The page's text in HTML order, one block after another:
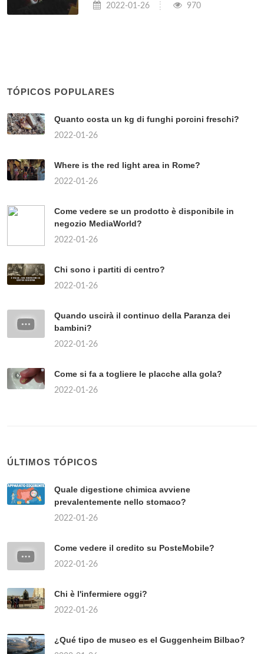
2022-01-26 970
TÓPICOS POPULARES
Quanto costa un kg di funghi porcini freschi?
2022-01-26
Where is the red light area in Rome?
2022-01-26
Come vedere se un prodotto è disponibile in
negozio MediaWorld?
2022-01-26
Chi sono i partiti di centro?
2022-01-26
Quando uscirà il continuo della Paranza dei
bambini?
2022-01-26
Come si fa a togliere le placche alla gola?
2022-01-26
ÚLTIMOS TÓPICOS
Quale digestione chimica avviene
prevalentemente nello stomaco?
2022-01-26
Come vedere il credito su PosteMobile?
2022-01-26
Chi è l'infermiere oggi?
2022-01-26
¿Qué tipo de museo es el Guggenheim Bilbao?